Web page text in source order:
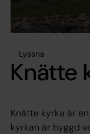
Lyssna
Knätte
Knätte kyrka är
kyrkan är byggd